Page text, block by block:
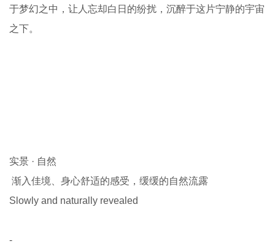
于梦幻之中，让人忘却白日的纷扰，沉醉于这片宁静的宇宙
之下。
实景 · 自然
渐入佳境、身心舒适的感受，缓缓的自然流露
Slowly and naturally revealed
-